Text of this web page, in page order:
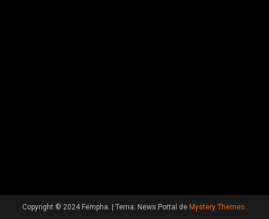
Copyright © 2024 Fempha. Tema: News Portal de Mystery Themes.